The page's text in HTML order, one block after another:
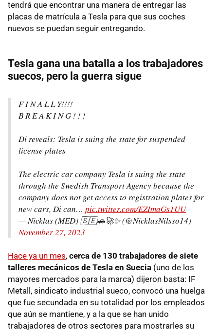
tendrá que encontrar una manera de entregar las
placas de matrícula a Tesla para que sus coches
nuevos se puedan seguir entregando.
Tesla gana una batalla a los trabajadores
suecos, pero la guerra sigue
F I N A L L Y!!!!
B R E A K I N G ! ! !
Di reveals: Tesla is suing the state for suspended
license plates
The electric car company Tesla is suing the state
through the Swedish Transport Agency because the
company does not get access to registration plates for
new cars, Di can… pic.twitter.com/EZImaGs1UU
— Nicklas (MED) 🇸🇪🚗🚀✨ (@NicklasNilsso14)
November 27, 2023
Hace ya un mes, cerca de 130 trabajadores de siete
talleres mecánicos de Tesla en Suecia (uno de los
mayores mercados para la marca) dijeron basta: IF
Metall, sindicato industrial sueco, convocó una huelga
que fue secundada en su totalidad por los empleados
que aún se mantiene, y a la que se han unido
trabajadores de otros sectores para mostrarles su